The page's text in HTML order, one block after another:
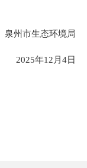
泉州市生态环境局
2025年12 月4日